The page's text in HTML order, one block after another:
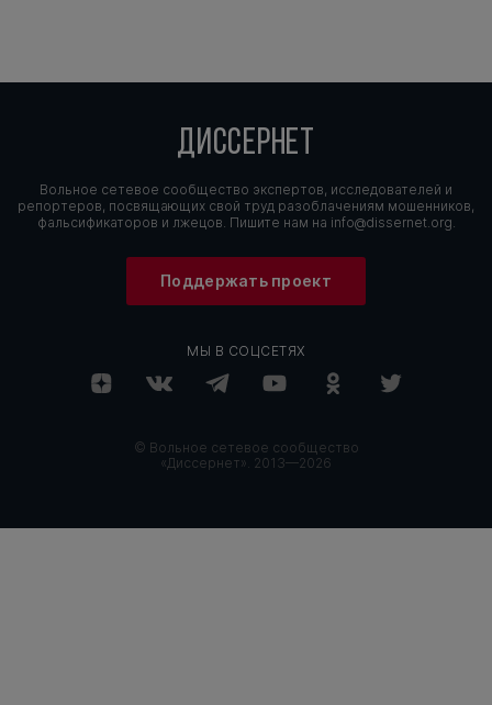
ДИССЕРНЕТ
Вольное сетевое сообщество экспертов, исследователей и
репортеров, посвящающих свой труд разоблачениям мошенников,
фальсификаторов и лжецов. Пишите нам на info@dissernet.org.
Поддержать проект
МЫ В СОЦСЕТЯХ
© Вольное сетевое сообщество
«Диссернет». 2013—2026